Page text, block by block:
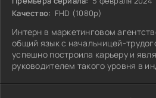
Качество: FHD (1080p)
Интерн в маркетинговом
общий язык с начальницей-
успешно построила карьеру и
руководителем такого уровня в